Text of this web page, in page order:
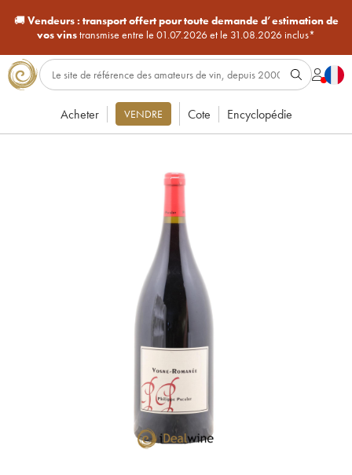
🚚Vendeurs : transport offert pour toute demande d’estimation de
vos vinstransmise entre le 01.07.2026 et le 31.08.2026 inclus*
Acheter VENDRE Cote Encyclopédie